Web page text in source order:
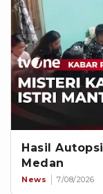
Hasil
Medan
News 7/08/2026